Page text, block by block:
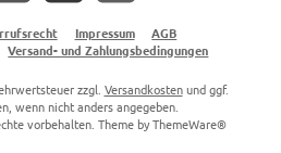
Impressum
AGB
Versand- und Zahlungsbedingungen
zzgl. Versandkostenund ggf.
wenn nicht anders angegeben.
vorbehalten. Theme byThemeWare®